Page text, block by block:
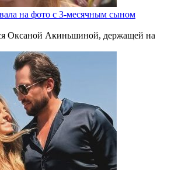
на фото с 3-месячным сыном
Оксаной Акиньшиной, держащей на